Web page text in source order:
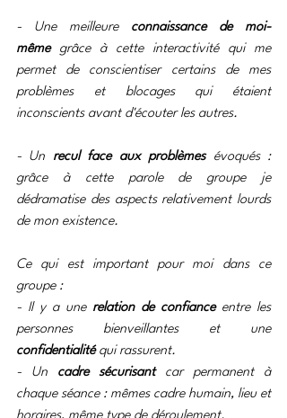
- Une meilleure connaissance de moi-
même grâce à cette interactivité qui me
permet de conscientiser certains de mes
problèmes et blocages qui étaient
inconscients avant d'écouter les autres.
- Un recul face aux problèmes évoqués :
grâce à cette parole de groupe je
dédramatise des aspects relativement lourds
de mon existence.
Ce qui est important pour moi dans ce
groupe :
- Il y a une relation de confiance entre les
personnes bienveillantes et une
confidentialité qui rassurent.
- Un cadre sécurisant car permanent à
chaque séance : mêmes cadre humain, lieu et